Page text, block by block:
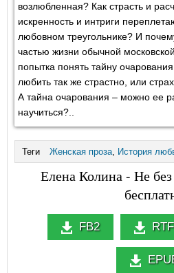
возлюбленная? Как страсть и
искренность и интриги
любовном треугольнике? И
частью жизни обычной
попытка понять тайну
любить так же страстно, или
А тайна очарования – можно ее
научиться?..
Теги Женская проза, История
Елена Колина - Не без
FB2 RTF